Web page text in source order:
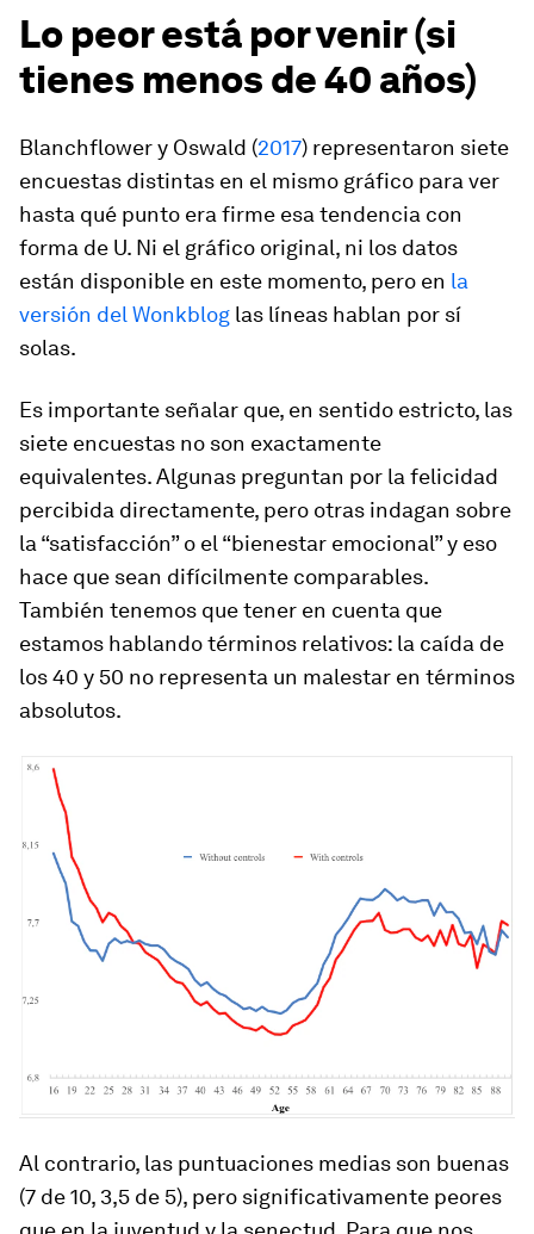
Lo peor está por venir (si
tienes menos de 40 años)
Blanchflower y Oswald (2017) representaron siete
encuestas distintas en el mismo gráfico para ver
hasta qué punto era firme esa tendencia con
forma de U. Ni el gráfico original, ni los datos
están disponible en este momento, pero en la
versión del Wonkblog las líneas hablan por sí
solas.
Es importante señalar que, en sentido estricto, las
siete encuestas no son exactamente
equivalentes. Algunas preguntan por la felicidad
percibida directamente, pero otras indagan sobre
la “satisfacción” o el “bienestar emocional” y eso
hace que sean difícilmente comparables.
También tenemos que tener en cuenta que
estamos hablando términos relativos: la caída de
los 40 y 50 no representa un malestar en términos
absolutos.
Al contrario, las puntuaciones medias son buenas
(7 de 10, 3,5 de 5), pero significativamente peores